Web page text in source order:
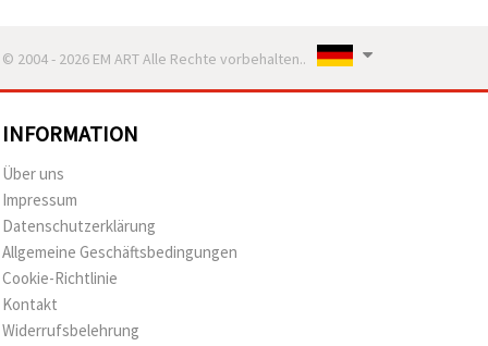
© 2004 - 2026 EM ART Alle Rechte vorbehalten..
INFORMATION
Über uns
Impressum
Datenschutzerklärung
Allgemeine Geschäftsbedingungen
Cookie-Richtlinie
Kontakt
Widerrufsbelehrung